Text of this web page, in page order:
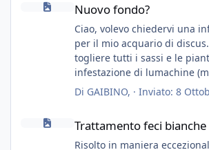
Nuovo fondo?
Ciao, volevo chiedervi una
per il mio acquario di
togliere tutti i sassi e le
infestazione di lumachine
che ho 3 discus, 8 coridoras,
cardinali, e tre pulitori in una
Ho già tolto migliaia di
esagero.
Di GAIBINO, · Inviato: 8
Trattamento feci bianche
Risolto in maniera